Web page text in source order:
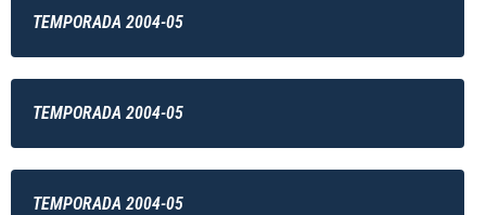
TEMPORADA 2004-05
TEMPORADA 2004-05
TEMPORADA 2004-05